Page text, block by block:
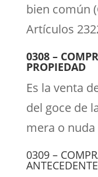
bien común
Artículos
0308 –
PROPIEDAD
Es la venta
del goce de
mera o nuda
0309 –